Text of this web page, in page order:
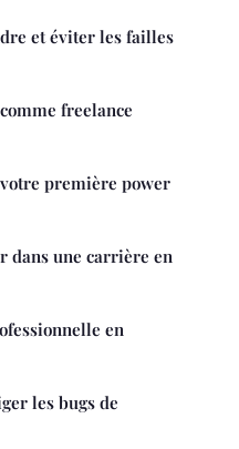
et éviter les failles
freelance
première power
dans une carrière en
en
les bugs de